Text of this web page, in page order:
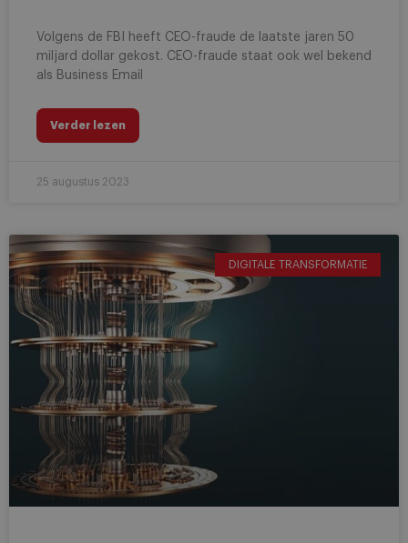
Volgens de FBI heeft CEO-fraude de laatste jaren 50
miljard dollar gekost. CEO-fraude staat ook wel bekend
als Business Email
Verder lezen
25 augustus 2023
DIGITALE TRANSFORMATIE